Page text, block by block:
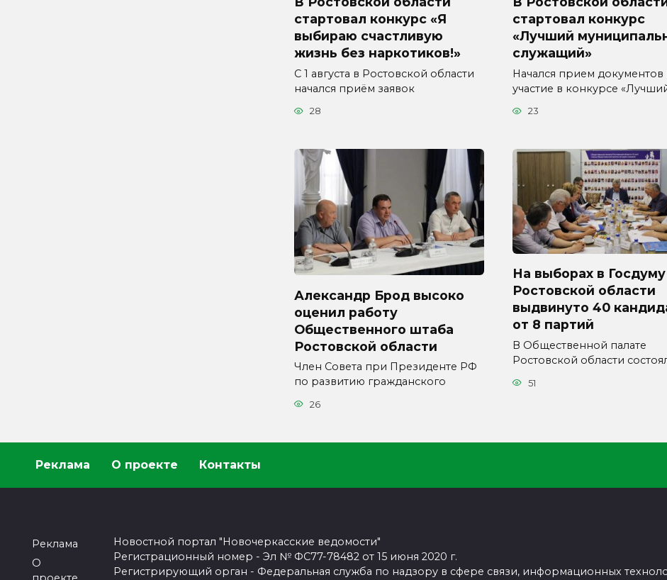
стартовал конкурс «Я
выбираю счастливую
жизнь без наркотиков!»
С 1 августа в Ростовской области
начался приём заявок
28
стартовал конкурс
«Лучший
служащий»
Начался прием документов
участие в конкурсе
23
Александр Брод высоко
оценил работу
Общественного штаба
Ростовской области
Член Совета при Президенте РФ
по развитию гражданского
26
На выборах в
Ростовской области
выдвинуто 40
от 8 партий
В Общественной палате
Ростовской области
51
Реклама О проекте Контакты
Реклама
О
Новостной портал "Новочеркасские ведомости"
Регистрационный номер - Эл № ФС77-78482 от 15 июня 2020 г.
Регистрирующий орган - Федеральная служба по надзору в сфере связи, информационных